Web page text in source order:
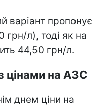
варіант пропонує
л), тоді як на
44,50 грн/л.
цінами на АЗС
днем ціни на